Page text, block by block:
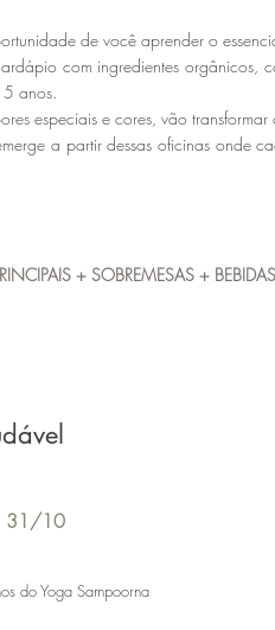
de você aprender o
com ingredientes orgânicos,
anos.
especiais e cores, vão
a partir dessas oficinas onde
+ SOBREMESAS +
31/10
do Yoga Sampoorna